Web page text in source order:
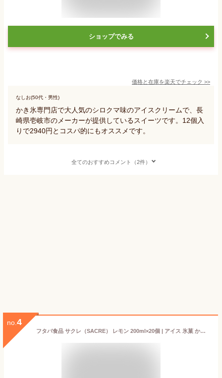
ショップでみる
価格と在庫を楽天でチェック >>
なしお(50代・男性)
かき氷専門店で大人気のシロクマ味のアイスクリームで、長
崎県壱岐市のメーカーが提供しているスイーツです。12個入
りで2940円とコスパ的にもオススメです。
全てのおすすめコメント（2件）
no. 4
フタバ食品 サクレ（SACRE） レモン 200ml×20個 | アイス 氷菓 かき氷 スライスレモン入り オリジナル デザート スイーツ まとめ買い